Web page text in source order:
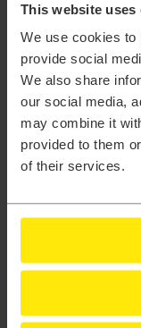
This website uses
We use cookies to
provide social
We also share
our social media,
may combine it
provided to them
of their services.
efektywność
możliwości
wspierają
projektowych
możliwości w
inżynierskich.